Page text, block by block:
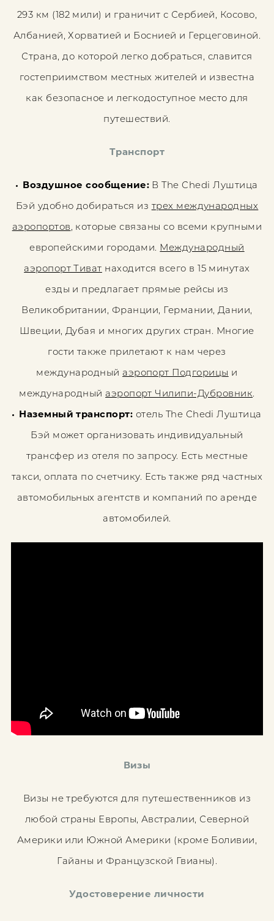
293 км (182 мили) и граничит с Сербией, Косово,
Албанией, Хорватией и Боснией и Герцеговиной.
Страна, до которой легко добраться, славится
гостеприимством местных жителей и известна
как безопасное и легкодоступное место для
путешествий.
Транспорт
Воздушное сообщение: В The Chedi Луштица
Бэй удобно добираться из трех международных
аэропортов , которые связаны со всеми крупными
европейскими городами. Международный
аэропорт Тиват находится всего в 15 минутах
езды и предлагает прямые рейсы из
Великобритании, Франции, Германии, Дании,
Швеции, Дубая и многих других стран. Многие
гости также прилетают к нам через
международный аэропорт Подгорицы и
международный аэропорт Чилипи-Дубровник.
Наземный транспорт: отель The Chedi Луштица
Бэй может организовать индивидуальный
трансфер из отеля по запросу. Есть местные
такси, оплата по счетчику. Есть также ряд частных
автомобильных агентств и компаний по аренде
автомобилей.
Визы
Визы не требуются для путешественников из
любой страны Европы, Австралии, Северной
Америки или Южной Америки (кроме Боливии,
Гайаны и Французской Гвианы).
Удостоверение личности